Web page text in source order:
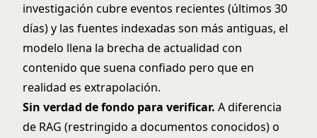
investigación cubre eventos recientes (últimos 30
días) y las fuentes indexadas son más antiguas, el
modelo llena la brecha de actualidad con
contenido que suena confiado pero que en
realidad es extrapolación.
Sin verdad de fondo para verificar. A diferencia
de RAG (restringido a documentos conocidos) o